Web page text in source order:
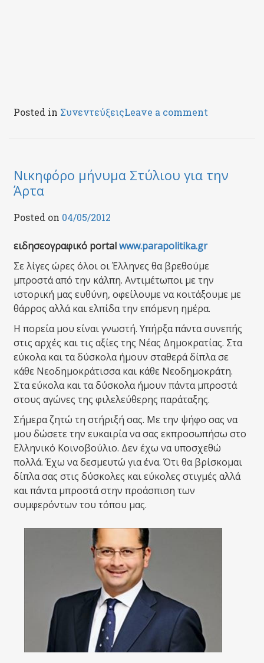
Posted in ΣυνεντεύξειςLeave a comment
Νικηφόρο μήνυμα Στύλιου για την
Άρτα
Posted on 04/05/2012
ειδησεογραφικό portalwww.parapolitika.gr
Σε λίγες ώρες όλοι οι Έλληνες θα βρεθούμε
μπροστά από την κάλπη. Αντιμέτωποι με την
ιστορική μας ευθύνη, οφείλουμε να κοιτάξουμε με
θάρρος αλλά και ελπίδα την επόμενη ημέρα.
Η πορεία μου είναι γνωστή. Υπήρξα πάντα συνεπής
στις αρχές και τις αξίες της Νέας Δημοκρατίας. Στα
εύκολα και τα δύσκολα ήμουν σταθερά δίπλα σε
κάθε Νεοδημοκράτισσα και κάθε Νεοδημοκράτη.
Στα εύκολα και τα δύσκολα ήμουν πάντα μπροστά
στους αγώνες της φιλελεύθερης παράταξης.
Σήμερα ζητώ τη στήριξή σας. Με την ψήφο σας να
μου δώσετε την ευκαιρία να σας εκπροσωπήσω στο
Ελληνικό Κοινοβούλιο. Δεν έχω να υποσχεθώ
πολλά. Έχω να δεσμευτώ για ένα. Ότι θα βρίσκομαι
δίπλα σας στις δύσκολες και εύκολες στιγμές αλλά
και πάντα μπροστά στην προάσπιση των
συμφερόντων του τόπου μας.